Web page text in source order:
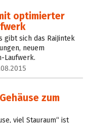
optimierter
sich das RaiJintek
neuem
Laufwerk.
zum
viel Stauraum“ ist